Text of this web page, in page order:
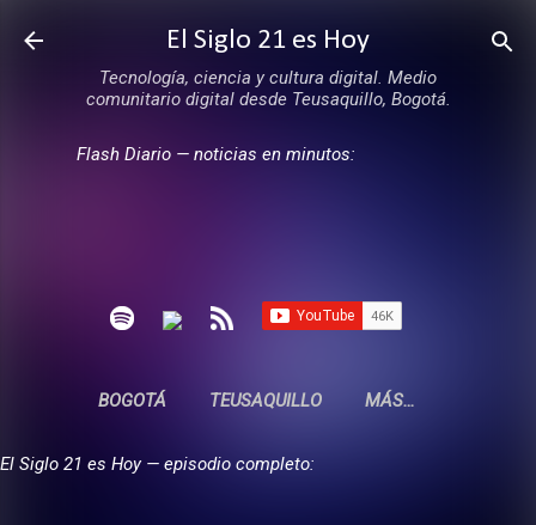
Ir al contenido principal
El Siglo 21 es Hoy
Tecnología, ciencia y cultura digital. Medio
comunitario digital desde Teusaquillo, Bogotá.
Flash Diario — noticias en minutos:
BOGOTÁ TEUSAQUILLO MÁS…
El Siglo 21 es Hoy — episodio completo: